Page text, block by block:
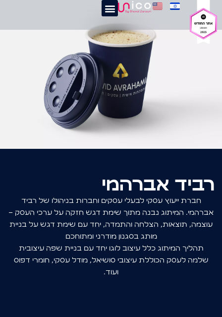
רביד אברהמי
חברת ייעוץ עסקי לבעלי עסקים וחברות בניהולו של רביד
אברהמי. המיתוג נבנה מתוך שימת דגש חזקה על ערכי העסק –
עוצמה, תוצאות, הצלחה והתמדה, יחד עם שימת דגש על בניית
מותג בסגנון מודרני ומתוחכם
תהליך המיתוג כלל עיצוב לוגו יחד עם בניית שפה עיצובית
שלמה לעסק הכוללת עיצובי סושיאל, מודל עסקי, חומרי דפוס
ועוד.